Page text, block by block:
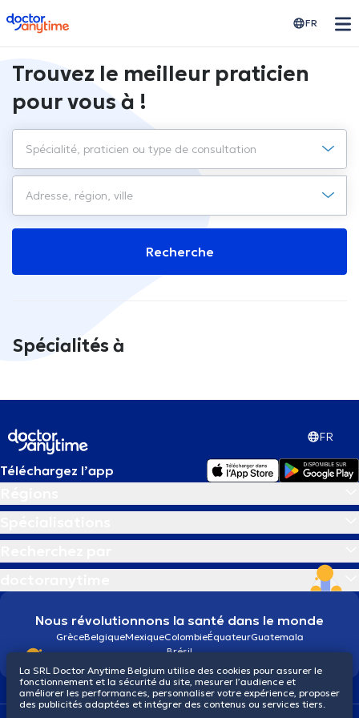
doctoranytime FR
Trouvez le meilleur praticien
pour vous à !
Recherche
Spécialités à
FR
Téléchargez l’app
Nous révolutionnons la santé dans le monde
GrèceBelgiqueMexiqueColombieÉquateurGuatemala
Brésil
La SRL Doctor Anytime Belgium utilise des cookies pour assurer le
fonctionnement et la sécurité du site, mesurer l’audience et
améliorer les performances, personnaliser votre expérience, proposer
des publicités adaptées et intégrer des contenus ou services tiers.